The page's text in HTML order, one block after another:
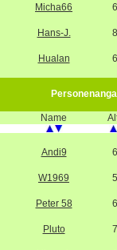
Micha66
Hans-J.
Hualan
Name
Andi9
W1969
Peter 58
Pluto